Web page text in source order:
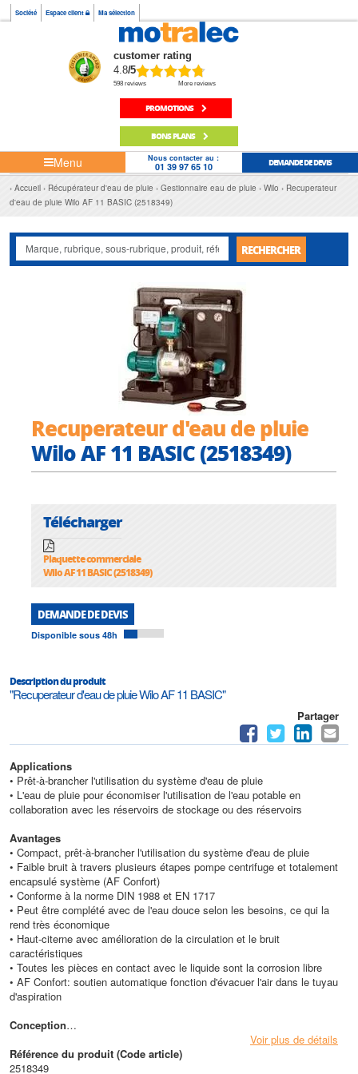
Société Espace client Ma sélection
customer rating
4.8/5
598 reviews More reviews
PROMOTIONS
BONS PLANS
Menu Nous contacter au :
01 39 97 65 10 DEMANDE DE DEVIS
Accueil Récupérateur d'eau de pluie Gestionnaire eau de pluie Wilo
Recuperateur
d'eau de pluie Wilo AF 11 BASIC (2518349)
RECHERCHER
Recuperateur d'eau de pluie
Wilo AF 11 BASIC (2518349)
Télécharger
Plaquette commerciale
Wilo AF 11 BASIC (2518349)
DEMANDE DE DEVIS
Disponible sous 48h
Description du produit
"Recuperateur d'eau de pluie Wilo AF 11 BASIC"
Partager
Applications
• Prêt-à-brancher l'utilisation du système d'eau de pluie
• L'eau de pluie pour économiser l'utilisation de l'eau potable en
collaboration avec les réservoirs de stockage ou des réservoirs
Avantages
• Compact, prêt-à-brancher l'utilisation du système d'eau de pluie
• Faible bruit à travers plusieurs étapes pompe centrifuge et totalement
encapsulé système (AF Confort)
• Conforme à la norme DIN 1988 et EN 1717
• Peut être complété avec de l'eau douce selon les besoins, ce qui la
rend très économique
• Haut-citerne avec amélioration de la circulation et le bruit
caractéristiques
• Toutes les pièces en contact avec le liquide sont la corrosion libre
• AF Confort: soutien automatique fonction d'évacuer l'air dans le tuyau
d'aspiration
Conception
• Prêt-à-brancher la pompe unique système d'approvisionnement en eau
comme module compact pour une famille de maisons
• Entièrement automatique de l'eau de pluie approvisionnement du sous-
Voir plus de détails
Référence du produit (Code article)
2518349